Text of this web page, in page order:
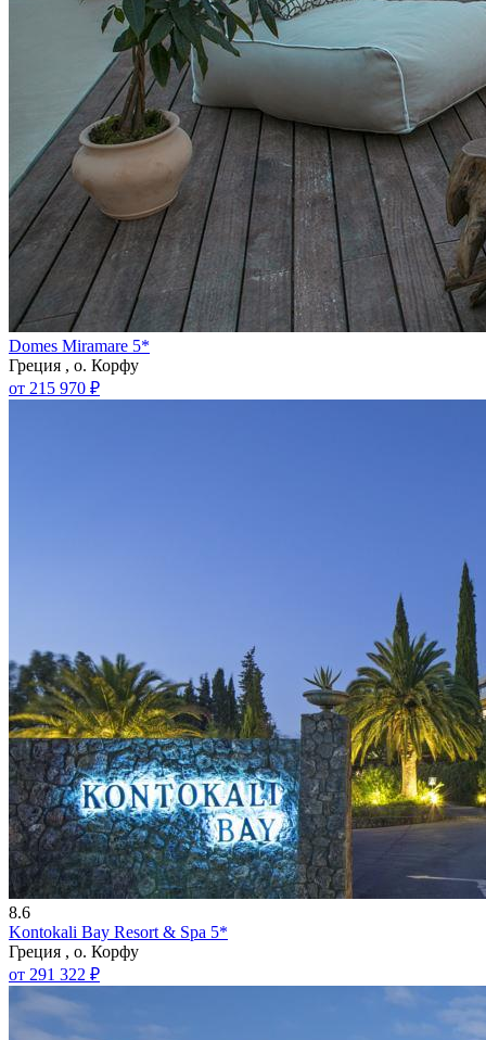
Domes Miramare 5*
Греция , о. Корфу
от 215 970 ₽
8.6
Kontokali Bay Resort & Spa 5*
Греция , о. Корфу
от 291 322 ₽